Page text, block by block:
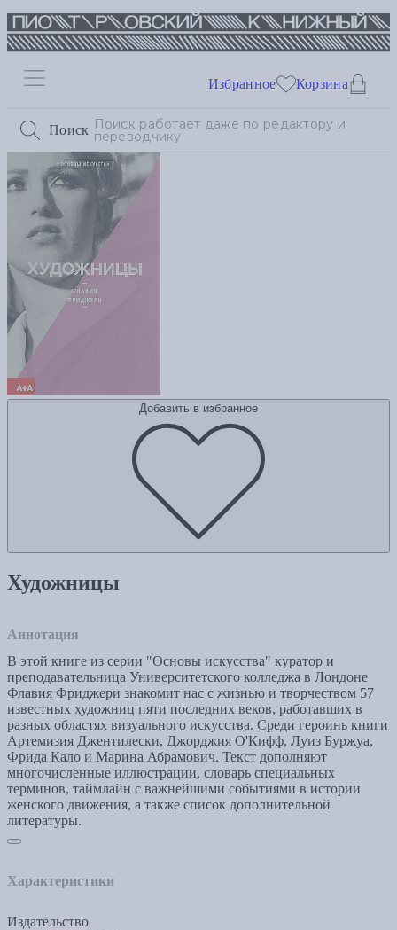
Поиск
Избранное Корзина
Добавить в избранное
Художницы
Аннотация
В этой книге из серии "Основы искусства" куратор и
преподавательница Университетского колледжа в Лондоне
Флавия Фриджери знакомит нас с жизнью и творчеством 57
известных художниц пяти последних веков, работавших в
разных областях визуального искусства. Среди героинь книги
Артемизия Джентилески, Джорджия О'Кифф, Луиз Буржуа,
Фрида Кало и Марина Абрамович. Текст дополняют
многочисленные иллюстрации, словарь специальных
терминов, таймлайн с важнейшими событиями в истории
женского движения, а также список дополнительной
литературы.
Характеристики
Издательство